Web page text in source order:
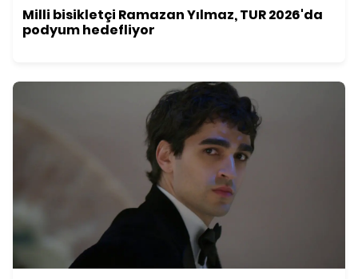
Milli bisikletçi Ramazan Yılmaz, TUR 2026'da
podyum hedefliyor